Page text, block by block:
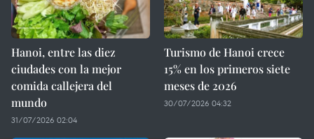
Hanoi, entre las diez
ciudades con la mejor
comida callejera del
mundo
31/07/2026 02:04
Turismo de Hanoi crece
15% en los primeros siete
meses de 2026
30/07/2026 04:32